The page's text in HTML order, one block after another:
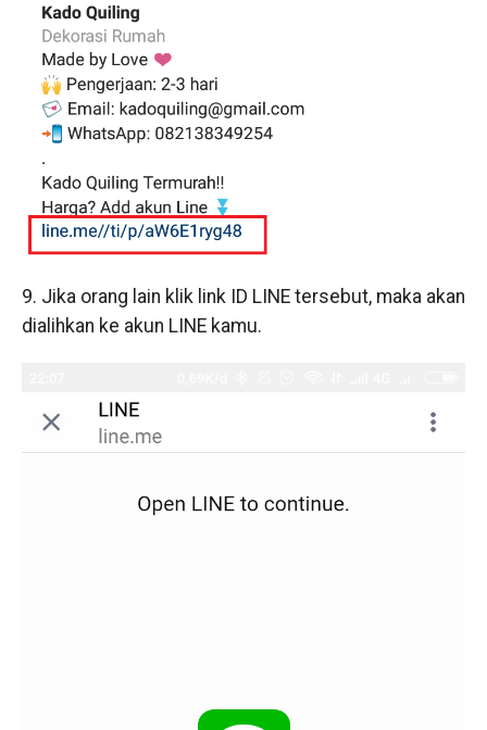
9. Jika orang lain klik link ID LINE tersebut, maka akan
dialihkan ke akun LINE kamu.